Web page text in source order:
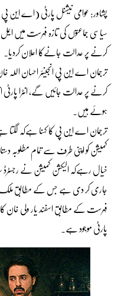
پشاور: عوامی نیشنل پارٹی (اے
سیاسی جماعتوں کی تازہ فہرست میں
کرنے پر عدالت جانےکا اعلان کردیا۔
ترجمان اے این پی انجینئر احسان اللہ
کرنے پر عدالت جائیں گے، انٹرا
ہوئے ہیں۔
ترجمان اے این پی کا کہنا ہےکہ لگتا
کمیشن کو اپنی طرف سے تمام مطلوبہ
خیال رہےکہ الیکشن کمیشن نے
جاری کر دی ہے جس کے مطابق ملک میں 166 سیاسی جماعتیں
فہرست کے مطابق اسفند یار ولی خان
پارٹی موجود ہے۔